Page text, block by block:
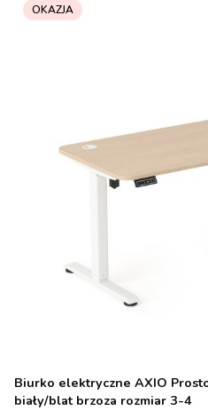
OKAZJA
Biurko elektryczne AXIO
biały/blat brzoza rozmiar 3-4